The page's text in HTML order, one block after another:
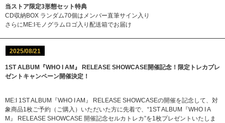
当ストア限定3形態セット特典
CD収納BOX ランダム70個はメンバー直筆サイン入り
さらにME:Iモノグラムロゴ入り配送箱でお届け
2025/08/21
1ST ALBUM『WHO I AM』 RELEASE SHOWCASE開催記念！限定トレカプレ
ゼントキャンペーン開催決定！
ME:I 1ST ALBUM『WHO I AM』 RELEASE SHOWCASEの開催を記念して、対
象商品1枚ご予約（ご購入）いただいた方に先着で、“1ST ALBUM『WHO I A
M』 RELEASE SHOWCASE 開催記念セルカトレカ”を1枚プレゼントいたしま